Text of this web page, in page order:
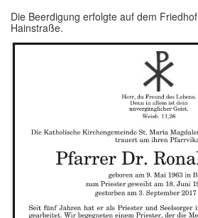
Die Beerdigung erfolgte auf dem Friedhof
Hainstraße.